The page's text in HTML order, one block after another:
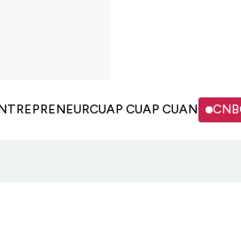
CUAP CUAP CUAN